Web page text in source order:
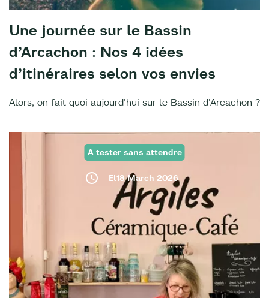
Une journée sur le Bassin
d’Arcachon : Nos 4 idées
d’itinéraires selon vos envies
Alors, on fait quoi aujourd'hui sur le Bassin d'Arcachon ?
A tester sans attendre
El18 March 2026